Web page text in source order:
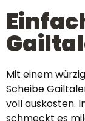
Mit einem
Scheibe
voll auskosten.